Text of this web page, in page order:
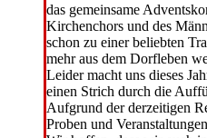
das gemeinsame
Kirchenchors und des
schon zu einer beliebten
mehr aus dem Dorfleben
Leider macht uns dieses
einen Strich durch die
Aufgrund der derzeitigen
Proben und